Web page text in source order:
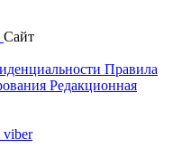
Сайт
Правила
Редакционная
viber